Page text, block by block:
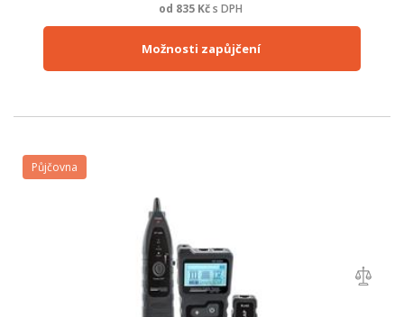
od 835 Kčs DPH
Možnosti zapůjčení
Půjčovna